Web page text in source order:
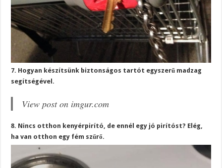
7. Hogyan készítsünk biztonságos tartót egyszerű madzag
segítségével.
View post on imgur.com
8. Nincs otthon kenyérpirító, de ennél egy jó pirítóst? Elég,
ha van otthon egy fém szűrő.